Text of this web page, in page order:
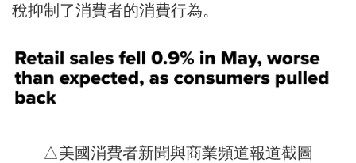
稅抑制了消費者的消費行為。
△美國消費者新聞與商業頻道報道截圖